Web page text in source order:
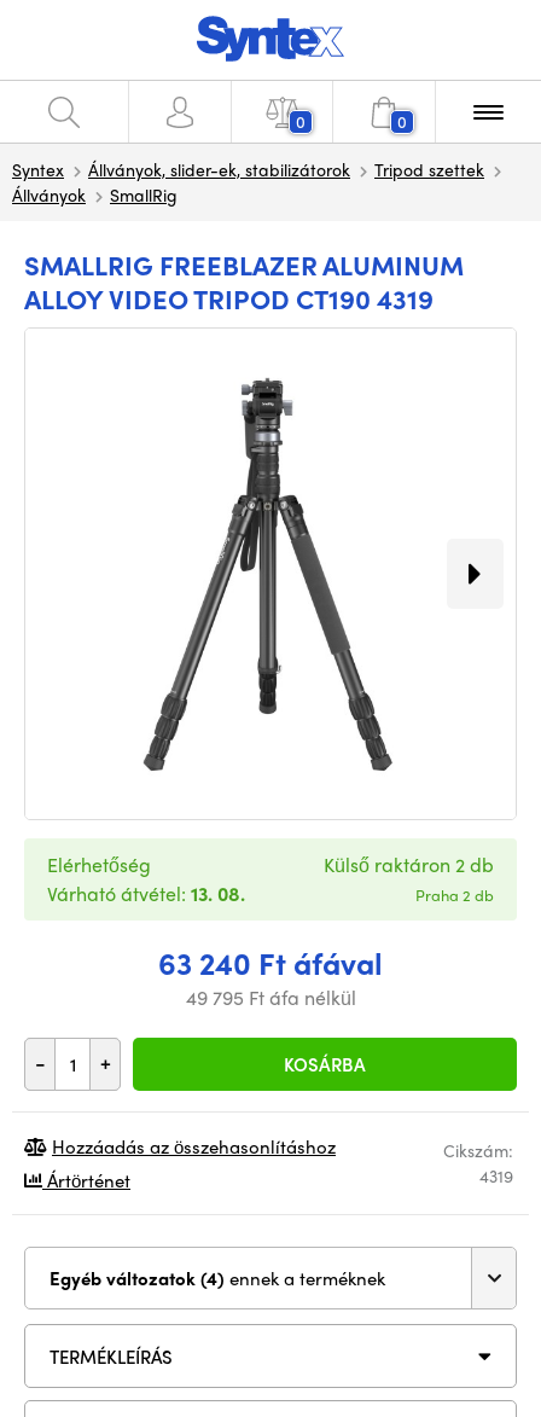
0 0
Syntex Állványok, slider-ek, stabilizátorok
Tripod szettek
Állványok
SmallRig
SMALLRIG FREEBLAZER ALUMINUM
ALLOY VIDEO TRIPOD CT190 4319
63 240 Ft áfával
49 795 Ft áfa nélkül
- + KOSÁRBA
Elérhetőség
Várható átvétel: 13. 08.
Külső raktáron 2 db
Praha 2 db
Cikszám:
4319
Hozzáadás az összehasonlításhoz
Ártörténet
Egyéb változatok (4) ennek a terméknek
TERMÉKLEÍRÁS